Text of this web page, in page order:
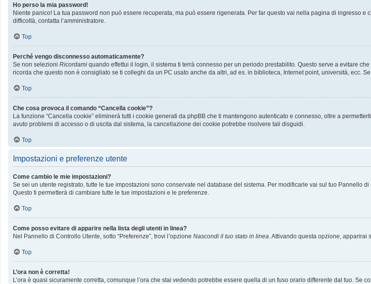
Ho perso la mia password!
Niente panico! La tua password non può essere recuperata, ma può essere rigenerata. Per far questo vai nella pagina di ingresso e
difficoltà, contatta l’amministratore.
Top
Perché vengo disconnesso automaticamente?
Se non selezioni Ricordami quando effettui il login, il sistema ti terrà connesso per un periodo prestabilito. Questo serve a evitare
ricorda che questo non è consigliato se ti colleghi da un PC usato anche da altri, ad es. in biblioteca, Internet point, università, ecc.
Top
Che cosa provoca il comando “Cancella cookie”?
La funzione “Cancella cookie” eliminerà tutti i cookie generati da phpBB che ti mantengono autenticato e connesso, oltre a
avuto problemi di accesso o di uscita dal sistema, la cancellazione dei cookie potrebbe risolvere tali disguidi.
Top
Impostazioni e preferenze utente
Come cambio le mie impostazioni?
Se sei un utente registrato, tutte le tue impostazioni sono conservate nel database del sistema. Per modificarle vai sul tuo
Questo ti permetterà di cambiare tutte le tue impostazioni e le preferenze.
Top
Come posso evitare di apparire nella lista degli utenti in linea?
Nel Pannello di Controllo Utente, sotto “Preferenze”, trovi l’opzione Nascondi il tuo stato in linea. Attivando questa opzione, apparirai
Top
L’ora non è corretta!
L’ora è quasi sicuramente corretta, comunque l’ora che stai vedendo potrebbe essere quella di un fuso orario differente dal tuo.